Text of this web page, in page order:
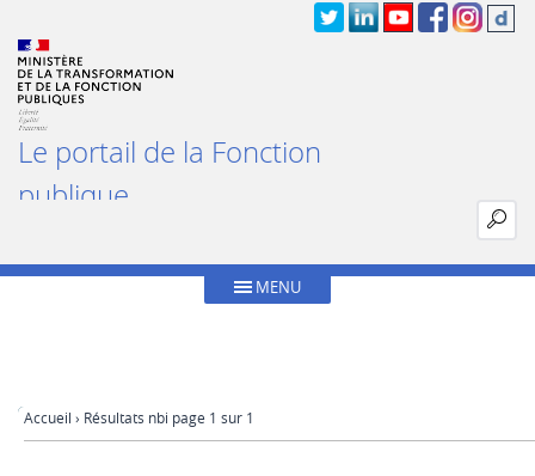
Le portail de la Fonction
publique
MENU
Accueil › Résultats nbi page 1 sur 1